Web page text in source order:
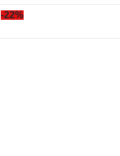
-22%